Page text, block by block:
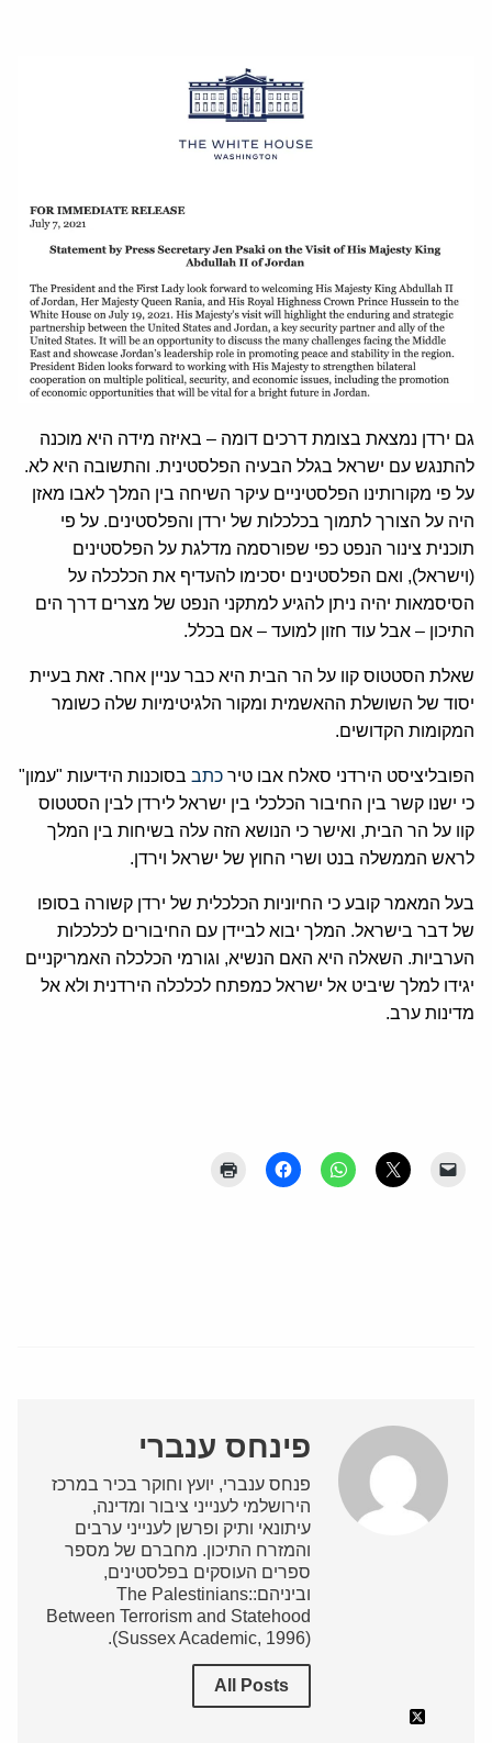
גם ירדן נמצאת בצומת דרכים דומה – באיזה מידה היא מוכנה
להתנגש עם ישראל בגלל הבעיה הפלסטינית. והתשובה היא לא.
על פי מקורותינו הפלסטיניים עיקר השיחה בין המלך לאבו מאזן
היה על הצורך לתמוך בכלכלות של ירדן והפלסטינים. על פי
תוכנית צינור הנפט כפי שפורסמה מדלגת על הפלסטינים
(וישראל), ואם הפלסטינים יסכימו להעדיף את הכלכלה על
הסיסמאות יהיה ניתן להגיע למתקני הנפט של מצרים דרך הים
התיכון – אבל עוד חזון למועד – אם בכלל.
שאלת הסטטוס קוו על הר הבית היא כבר עניין אחר. זאת בעיית
יסוד של השושלת ההאשמית ומקור הלגיטימיות שלה כשומר
המקומות הקדושים.
הפובליציסט הירדני סאלח אבו טיר כתב בסוכנות הידיעות "עמון"
כי ישנו קשר בין החיבור הכלכלי בין ישראל לירדן לבין הסטטוס
קוו על הר הבית, ואישר כי הנושא הזה עלה בשיחות בין המלך
לראש הממשלה בנט ושרי החוץ של ישראל וירדן.
בעל המאמר קובע כי החיוניות הכלכלית של ירדן קשורה בסופו
של דבר בישראל. המלך יבוא לביידן עם החיבורים לכלכלות
הערביות. השאלה היא האם הנשיא, וגורמי הכלכלה האמריקניים
יגידו למלך שיביט אל ישראל כמפתח לכלכלה הירדנית ולא אל
מדינות ערב.
פינחס ענברי
פנחס ענברי, יועץ וחוקר בכיר במרכז
הירושלמי לענייני ציבור ומדינה,
עיתונאי ותיק ופרשן לענייני ערבים
והמזרח התיכון. מחברם של מספר
ספרים העוסקים בפלסטינים,
וביניהם:The Palestinians:
Between Terrorism and Statehood
(Sussex Academic, 1996).
All Posts